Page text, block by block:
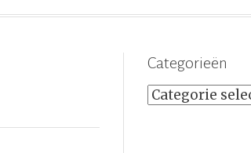
Categorieën
Categorieën